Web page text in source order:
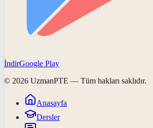
İndirGoogle Play
© 2026 UzmanPTE — Tüm hakları saklıdır.
Anasayfa
Dersler